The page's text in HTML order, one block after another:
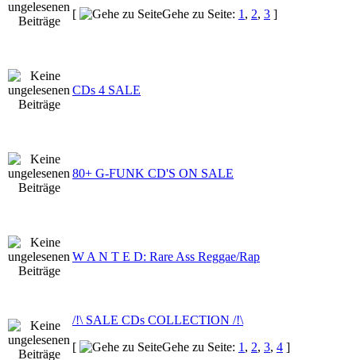
[
Gehe zu Seite: 1 , 2, 3 ]
CDs 4 SALE
80+ G-FUNK CD'S ON SALE
W A N T E D: Rare Ass Reggae/Rap
/!\ SALE CDs COLLECTION /!\
[
Gehe zu Seite: 1 , 2, 3, 4 ]